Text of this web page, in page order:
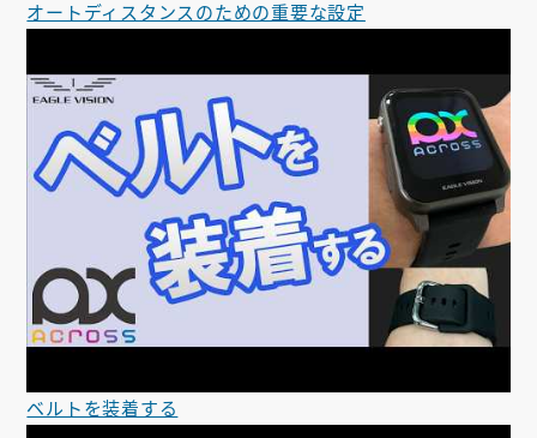
オートディスタンスのための重要な設定
ベルトを装着する